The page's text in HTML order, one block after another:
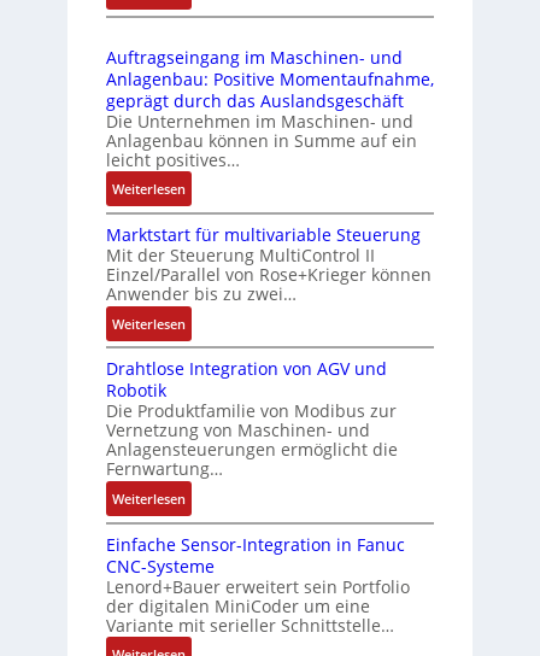
s
c
h
f
l
e
x
i
b
e
l
f
ü
r
i
e
A
n
w
e
n
d
u
n
g
r
i
n
e
n
4
G
u
n
d
5
G
a
u
f
e
n
R
a
s
p
b
e
r
r
y
3
Z
e
r
t
i
i
e
r
n
g
e
s
t
ä
t
i
g
t
R
e
i
D
u
c
k
a
u
s
g
l
e
i
c
h
s
e
m
e
n
t
e
m
i
t
S
p
Auftragseingang im Maschinen- und
Anlagenbau: Positive Momentaufnahme,
geprägt durch das Auslandsgeschäft
Die Unternehmen im Maschinen- und
Anlagenbau können in Summe auf ein
leicht positives…
Weiterlesen:
A
u
f
t
r
a
g
s
i
n
g
a
n
i
m
M
a
Marktstart für multivariable Steuerung
Mit der Steuerung MultiControl II
Einzel/Parallel von Rose+Krieger können
Anwender bis zu zwei…
Weiterlesen:
M
a
k
t
s
t
a
r
t
f
ü
r
m
Drahtlose Integration von AGV und
Robotik
Die Produktfamilie von Modibus zur
Vernetzung von Maschinen- und
Anlagensteuerungen ermöglicht die
Fernwartung…
Weiterlesen:
D
r
a
h
t
l
Einfache Sensor-Integration in Fanuc
CNC-Systeme
Lenord+Bauer erweitert sein Portfolio
der digitalen MiniCoder um eine
Variante mit serieller Schnittstelle…